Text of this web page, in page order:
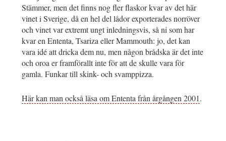
Stämmer, men det finns nog fler flaskor kvar av det här
vinet i Sverige, då en hel del lådor exporterades norröver
och vinet var extremt ungt inledningsvis, så ni som har
kvar en Ententa, Tsariza eller Mammouth: jo, det kan
vara idé att dricka dem nu, men någon brådska är det inte
och oroa er framförallt inte för att de skulle vara för
gamla. Funkar till skink- och svamppizza.
Här kan man också läsa om Ententa från årgången 2001.